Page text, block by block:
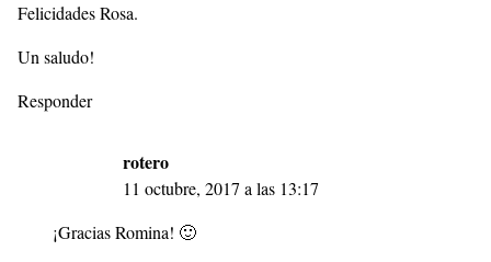
Felicidades Rosa.
Un saludo!
Responder
rotero
11 octubre, 2017 a las 13:17
¡Gracias Romina! 🙂